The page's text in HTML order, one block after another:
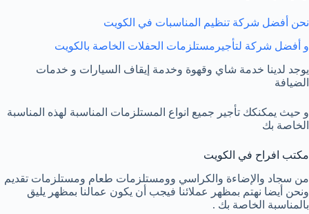
‏نحن أفضل شركة تنظيم المناسبات في الكويت
و أفضل شركة لتأجيرمستلزمات الحفلات الخاصة بالكويت
يوجد لدينا خدمة شاي وقهوة وخدمة إيقاف السيارات و خدمات
الضيافة
و حيث يمكنكك تأجير جميع انواع المستلزمات المناسبة لهذه المناسبة
الخاصة بك
مكتب افراح في الكويت
من سجاد والإضاءة والكراسي وومستلزمات طعام ومستلزمات تقديم
‏ونحن أيضا نهتم بمظهر عملائنا فيجب أن يكون عمالنا بمظهر يليق
بالمناسبة الخاصة بك .